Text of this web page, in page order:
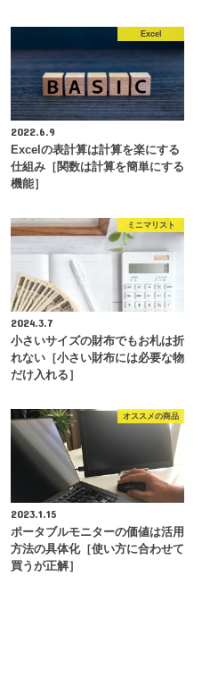
Excel
2022.6.9
Excelの表計算は計算を楽にする
仕組み［関数は計算を簡単にする
機能］
ミニマリスト
2024.3.7
小さいサイズの財布でもお札は折
れない［小さい財布には必要な物
だけ入れる］
オススメの商品
2023.1.15
ポータブルモニターの価値は活用
方法の具体化［使い方に合わせて
買うが正解］